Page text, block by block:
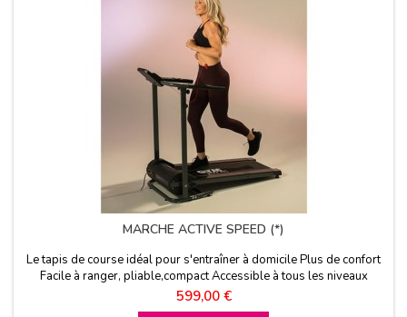
MARCHE ACTIVE SPEED (*)
Le tapis de course idéal pour s'entraîner à domicile Plus de confort
Facile à ranger, pliable,compact Accessible à tous les niveaux
Vitesse modulable jusqu'à 12 Km/heure
Prix
599,00 €